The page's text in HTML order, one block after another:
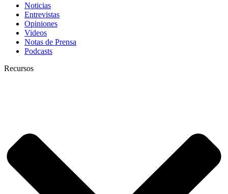
Noticias
Entrevistas
Opiniones
Videos
Notas de Prensa
Podcasts
Recursos